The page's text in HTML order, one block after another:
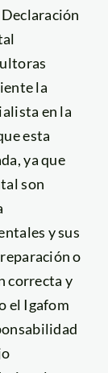
la
en la
esta
ya que
son
y sus
o
correcta y
el Igafom